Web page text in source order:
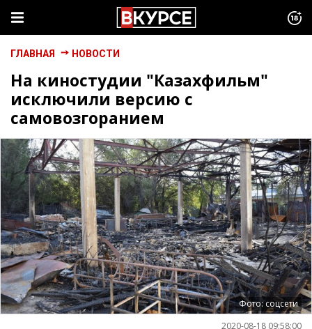
ГЛАВНАЯ НОВОСТИ
На киностудии "Казахфильм"
исключили версию c
самовозгоранием
Фото: соцсети
2020-08-18 09:58:00